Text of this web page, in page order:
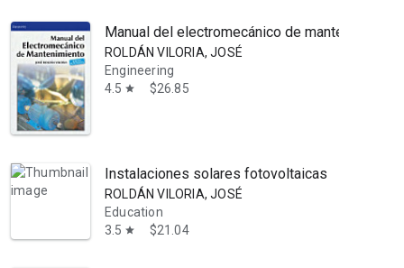
el montaje y mantenimiento de instalaciones eléctricas,
Manual del electromecánico de mantenimiento
ROLDÁN VILORIA, JOSÉ
Engineering
4.5 star $26.85
Instalaciones solares fotovoltaicas
ROLDÁN VILORIA, JOSÉ
Education
3.5 star $21.04